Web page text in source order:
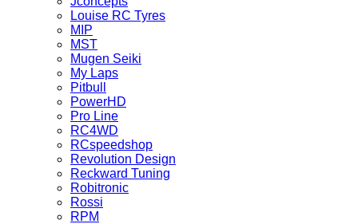
Louise RC Tyres
MIP
MST
Mugen Seiki
My Laps
Pitbull
PowerHD
Pro Line
RC4WD
RCspeedshop
Revolution Design
Reckward Tuning
Robitronic
Rossi
RPM